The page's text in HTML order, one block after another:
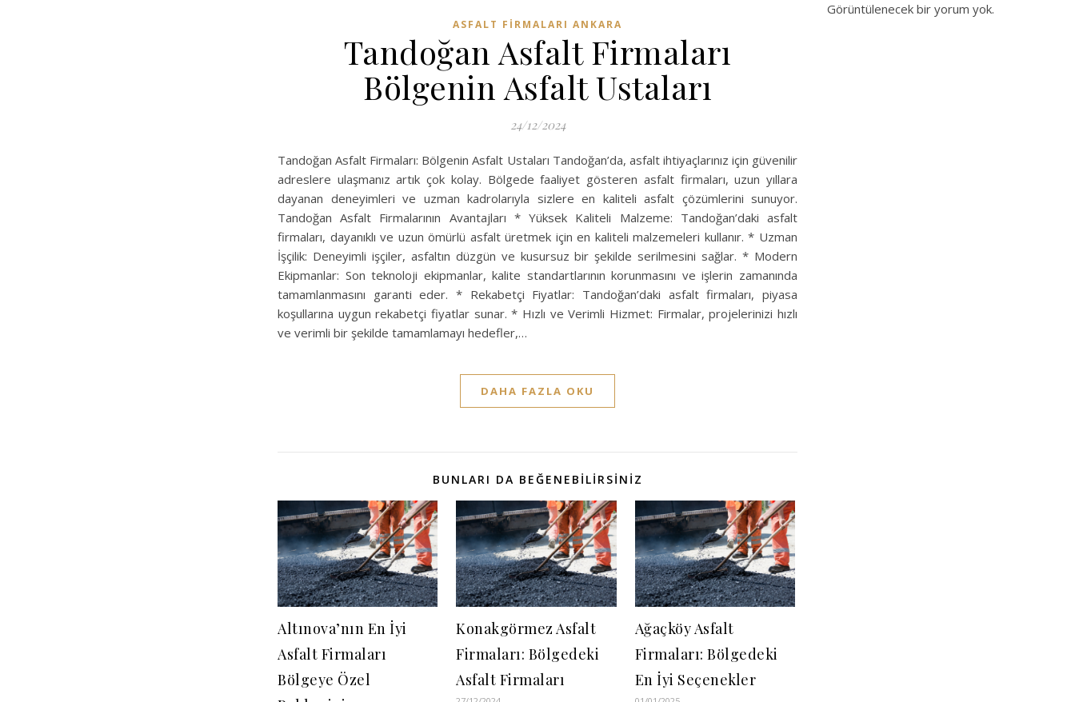
ASFALT FIRMALARI ANKARA
Tandoğan Asfalt Firmaları
Bölgenin Asfalt Ustaları
24/12/2024
Tandoğan Asfalt Firmaları: Bölgenin Asfalt Ustaları Tandoğan’da, asfalt ihtiyaçlarınız için güvenilir
adreslere ulaşmanız artık çok kolay. Bölgede faaliyet gösteren asfalt firmaları, uzun yıllara
dayanan deneyimleri ve uzman kadrolarıyla sizlere en kaliteli asfalt çözümlerini sunuyor.
Tandoğan Asfalt Firmalarının Avantajları * Yüksek Kaliteli Malzeme: Tandoğan’daki asfalt
firmaları, dayanıklı ve uzun ömürlü asfalt üretmek için en kaliteli malzemeleri kullanır. * Uzman
İşçilik: Deneyimli işçiler, asfaltın düzgün ve kusursuz bir şekilde serilmesini sağlar. * Modern
Ekipmanlar: Son teknoloji ekipmanlar, kalite standartlarının korunmasını ve işlerin zamanında
tamamlanmasını garanti eder. * Rekabetçi Fiyatlar: Tandoğan’daki asfalt firmaları, piyasa
koşullarına uygun rekabetçi fiyatlar sunar. * Hızlı ve Verimli Hizmet: Firmalar, projelerinizi hızlı
ve verimli bir şekilde tamamlamayı hedefler,…
DAHA FAZLA OKU
BUNLARI DA BEĞENEBILIRSINIZ
Altınova’nın En İyi
Asfalt Firmaları
Bölgeye Özel
Konakgörmez Asfalt
Firmaları: Bölgedeki
Asfalt Firmaları
Ağaçköy Asfalt
Firmaları: Bölgedeki
En İyi Seçenekler
Görüntülenecek bir yorum yok.